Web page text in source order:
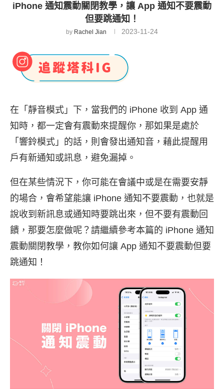
iPhone 通知震動關閉教學，讓 App 通知不要震動
但要跳通知！
by Rachel Jian 2023-11-24
在「靜音模式」下，當我們的 iPhone 收到 App 通
知時，都一定會有震動來提醒你，那如果是處於
「響鈴模式」的話，則會發出通知音，藉此提醒用
戶有新通知或訊息，避免漏掉。
但在某些情況下，你可能在會議中或是在需要安靜
的場合，會希望能讓 iPhone 通知不要震動，也就是
說收到新訊息或通知時要跳出來，但不要有震動回
饋，那要怎麼做呢？請繼續參考本篇的 iPhone 通知
震動關閉教學，教你如何讓 App 通知不要震動但要
跳通知！